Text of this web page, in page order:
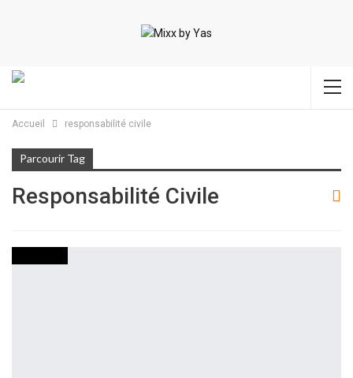
Accueil responsabilité civile
Parcourir Tag
Responsabilité Civile